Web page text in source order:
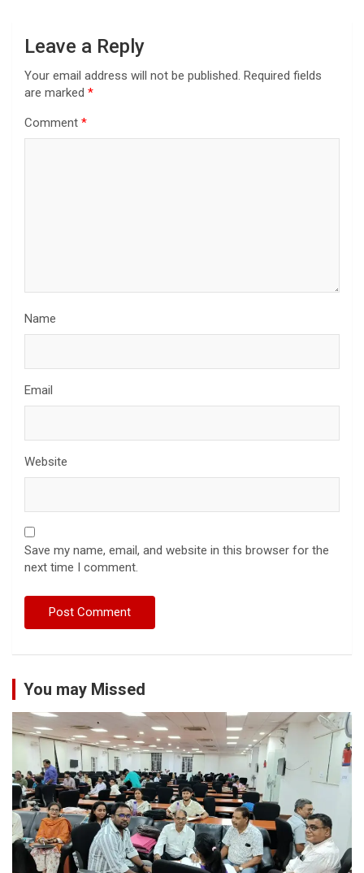
Leave a Reply
Your email address will not be published. Required fields
are marked *
Comment *
Name
Email
Website
Save my name, email, and website in this browser for the
next time I comment.
You may Missed